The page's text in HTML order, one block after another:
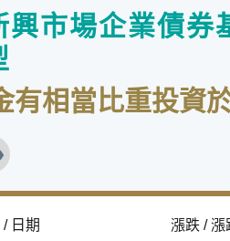
興市場企業債券
有相當比重投資
日期 漲跌 / 漲